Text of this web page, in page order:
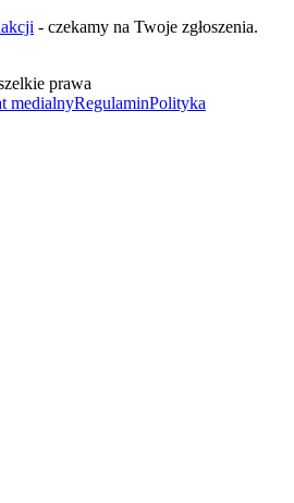
- czekamy na Twoje zgłoszenia.
prawa
medialnyRegulaminPolityka